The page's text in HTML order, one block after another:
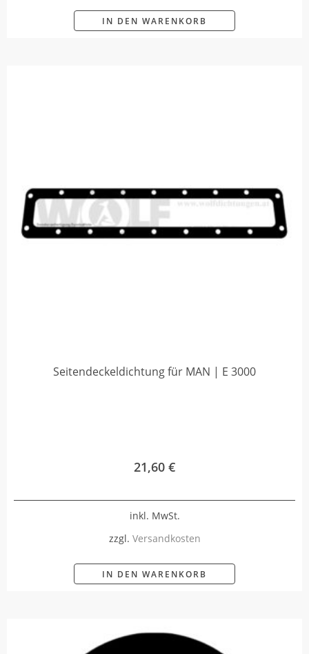
IN DEN WARENKORB
Seitendeckeldichtung für MAN | E 3000
21,60 €
inkl. MwSt.
zzgl. Versandkosten
IN DEN WARENKORB